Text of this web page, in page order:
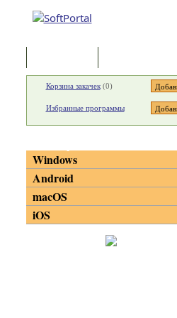
Корзина закачек(0)
Избранные программы
Windows
Android
macOS
iOS